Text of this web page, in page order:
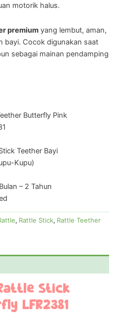
motorik halus.
premium yang lembut, aman,
bayi. Cocok digunakan saat
sebagai mainan pendamping
Butterfly Pink
Teether Bayi
Kupu)
– 2 Tahun
, Rattle Stick, Rattle Teether
Stick
LFR2381